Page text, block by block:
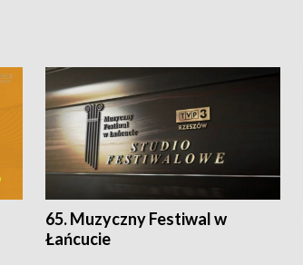
65. Muzyczny Festiwal w
Łańcucie